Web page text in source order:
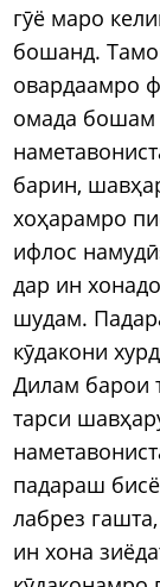
гӯё маро
бошанд.
овардаамро
омада бошам
барин,
хоҳарамро
ифлос
дар ин
шудам.
кӯдакони
Дилам барои
тарси
падараш
лабрез
ин хона